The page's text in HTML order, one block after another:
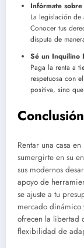
Infórmate
La legislación
Conocer tus
disputa de
Sé un Inquilino
Paga la renta a
respetuosa con
positiva, sino
Conclusión
Rentar una casa
sumergirte en su
sus modernos
apoyo de
se ajuste a tu
mercado dinámico
ofrecen la libertad
flexibilidad de